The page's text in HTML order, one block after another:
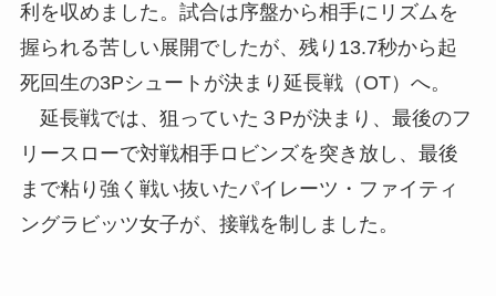
利を収めました。試合は序盤から相手にリズムを
握られる苦しい展開でしたが、残り13.7秒から起
死回生の3Pシュートが決まり延長戦（OT）へ。
延長戦では、狙っていた３Pが決まり、最後のフ
リースローで対戦相手ロビンズを突き放し、最後
まで粘り強く戦い抜いたパイレーツ・ファイティ
ングラビッツ女子が、接戦を制しました。